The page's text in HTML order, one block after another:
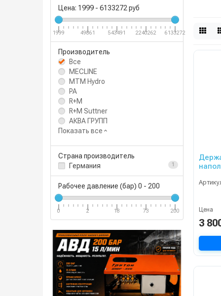
Цена: 1999 - 6133272 руб
1999 49861 543491 2240262 6133272
Производитель
Все
MECLINE
MTM Hydro
PA
R+M
R+M Suttner
АКВА ГРУПП
Показать все
Страна производитель
Германия
1
Рабочее давление (бар) 0 - 200
0 2 18 73 200 Цена
3